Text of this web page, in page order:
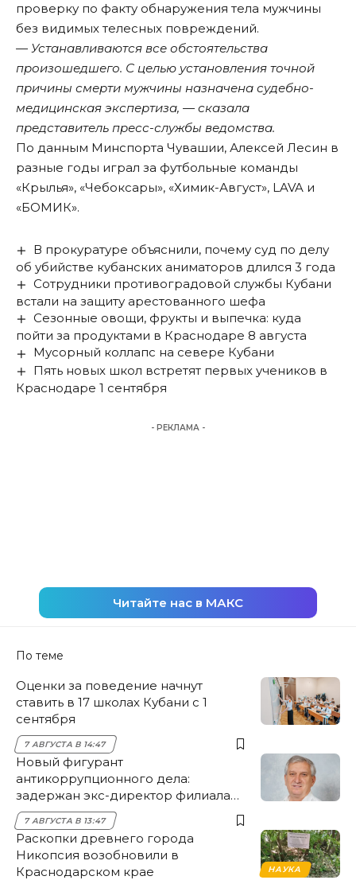
проверку по факту обнаружения тела мужчины
без видимых телесных повреждений.
— Устанавливаются все обстоятельства
произошедшего. С целью установления точной
причины смерти мужчины назначена судебно-
медицинская экспертиза, — сказала
представитель пресс-службы ведомства.
По данным Минспорта Чувашии, Алексей Лесин в
разные годы играл за футбольные команды
«Крылья», «Чебоксары», «Химик-Август», LAVA и
«БОМИК».
В прокуратуре объяснили, почему суд по делу
об убийстве кубанских аниматоров длился 3 года
Сотрудники противоградовой службы Кубани
встали на защиту арестованного шефа
Сезонные овощи, фрукты и выпечка: куда
пойти за продуктами в Краснодаре 8 августа
Мусорный коллапс на севере Кубани
Пять новых школ встретят первых учеников в
Краснодаре 1 сентября
- РЕКЛАМА -
Читайте нас в МАКС
По теме
Оценки за поведение начнут
ставить в 17 школах Кубани с 1
сентября
7 АВГУСТА В 14:47
Новый фигурант
антикоррупционного дела:
задержан экс-директор филиала
НЭСК Крымска
7 АВГУСТА В 13:47
НАУКА
Раскопки древнего города
Никопсия возобновили в
Краснодарском крае